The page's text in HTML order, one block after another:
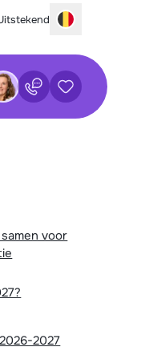
Choose your
ContactBewaarde
voor
2027